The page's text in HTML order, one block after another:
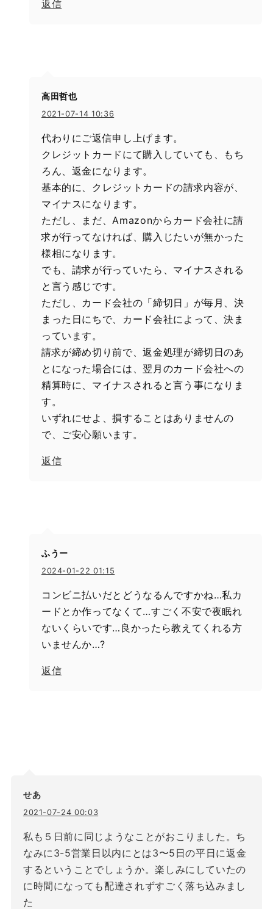
返信
高田哲也
2021-07-14 10:36
代わりにご返信申し上げます。
クレジットカードにて購入していても、もち
ろん、返金になります。
基本的に、クレジットカードの請求内容が、
マイナスになります。
ただし、まだ、Amazonからカード会社に請
求が行ってなければ、購入じたいが無かった
様相になります。
でも、請求が行っていたら、マイナスされる
と言う感じです。
ただし、カード会社の「締切日」が毎月、決
まった日にちで、カード会社によって、決ま
っています。
請求が締め切り前で、返金処理が締切日のあ
とになった場合には、翌月のカード会社への
精算時に、マイナスされると言う事になりま
す。
いずれにせよ、損することはありませんの
で、ご安心願います。
返信
ふうー
2024-01-22 01:15
コンビニ払いだとどうなるんですかね…私カ
ードとか作ってなくて…すごく不安で夜眠れ
ないくらいです…良かったら教えてくれる方
いませんか…?
返信
せあ
2021-07-24 00:03
私も５日前に同じようなことがおこりました。ち
なみに3-5営業日以内にとは3〜5日の平日に返金
するということでしょうか。楽しみにしていたの
に時間になっても配達されずすごく落ち込みまし
た